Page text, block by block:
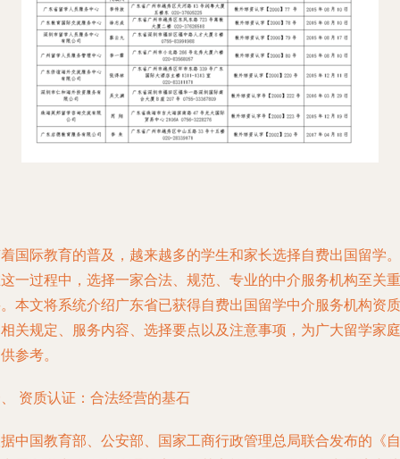
国际教育的普及，越来越多的学生和家长选择自费出国留学。
一过程中，选择一家合法、规范、专业的中介服务机构至关重
本文将系统介绍广东省已获得自费出国留学中介服务机构资质
关规定、服务内容、选择要点以及注意事项，为广大留学家庭
参考。
资质认证：合法经营的基石
中国教育部、公安部、国家工商行政管理总局联合发布的《自